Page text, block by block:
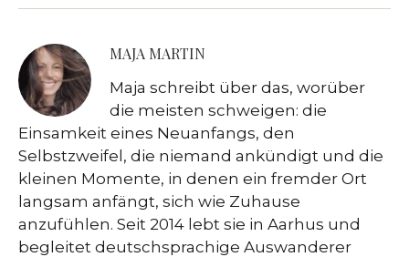
MAJA MARTIN
Maja schreibt über das, worüber
die meisten schweigen: die
Einsamkeit eines Neuanfangs, den
Selbstzweifel, die niemand ankündigt und die
kleinen Momente, in denen ein fremder Ort
langsam anfängt, sich wie Zuhause
anzufühlen. Seit 2014 lebt sie in Aarhus und
begleitet deutschsprachige Auswanderer